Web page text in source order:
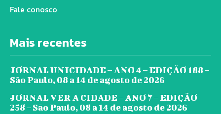
Fale conosco
Mais recentes
JORNAL UNICIDADE – ANO 4 – EDIÇÃO 188 –
São Paulo, 08 a 14 de agosto de 2026
JORNAL VER A CIDADE – ANO 7 – EDIÇÃO
258 – São Paulo, 08 a 14 de agosto de 2026